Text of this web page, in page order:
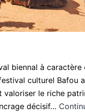
biennal à
culturel Bafou
valoriser le riche
décisif…